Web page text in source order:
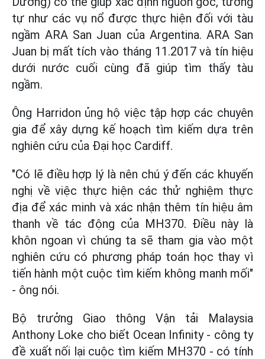
tự như các vụ nổ được thực hiện đối với tàu
ngầm ARA San Juan của Argentina. ARA San
Juan bị mất tích vào tháng 11.2017 và tín hiệu
dưới nước cuối cùng đã giúp tìm thấy tàu
ngầm.
Ông Harridon ủng hộ việc tập hợp các chuyên
gia để xây dựng kế hoạch tìm kiếm dựa trên
nghiên cứu của Đại học Cardiff.
"Có lẽ điều hợp lý là nên chú ý đến các khuyến
nghị về việc thực hiện các thử nghiệm thực
địa để xác minh và xác nhận thêm tín hiệu âm
thanh về tác động của MH370. Điều này là
khôn ngoan vì chúng ta sẽ tham gia vào một
nghiên cứu có phương pháp toán học thay vì
tiến hành một cuộc tìm kiếm không manh mối"
- ông nói.
Bộ trưởng Giao thông Vận tải Malaysia
Anthony Loke cho biết Ocean Infinity - công ty
đề xuất nối lại cuộc tìm kiếm MH370 - có tính